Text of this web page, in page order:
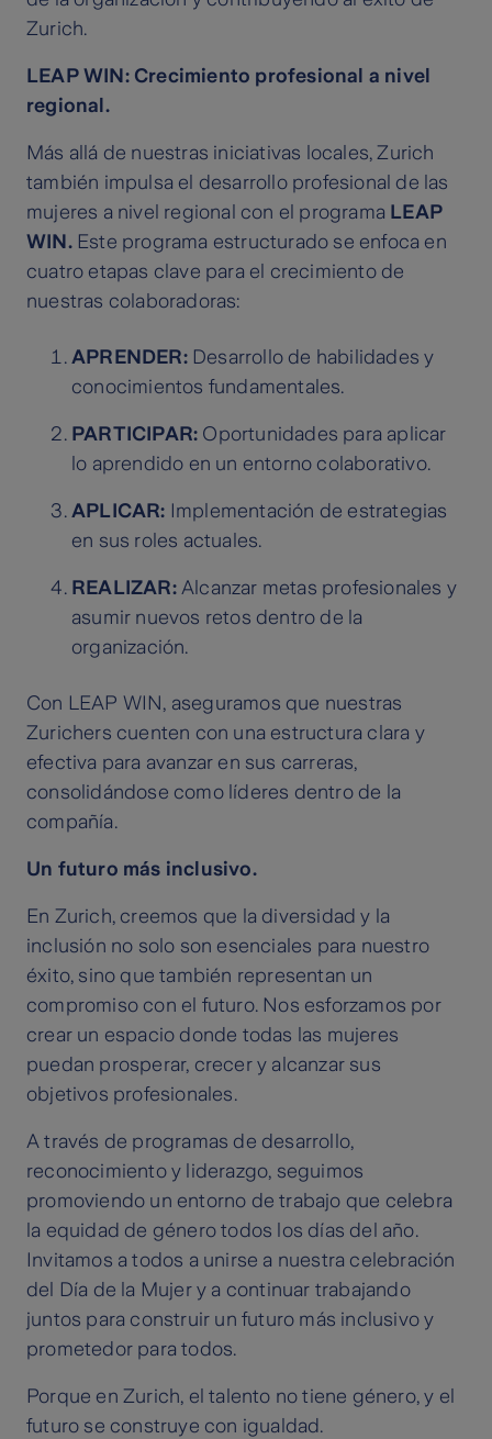
Zurich.
LEAP WIN: Crecimiento profesional a nivel
regional.
Más allá de nuestras iniciativas locales, Zurich
también impulsa el desarrollo profesional de las
mujeres a nivel regional con el programa LEAP
WIN.Este programa estructurado se enfoca en
cuatro etapas clave para el crecimiento de
nuestras colaboradoras:
APRENDER: Desarrollo de habilidades y
conocimientos fundamentales.
PARTICIPAR: Oportunidades para aplicar
lo aprendido en un entorno colaborativo.
APLICAR: Implementación de estrategias
en sus roles actuales.
REALIZAR:Alcanzar metas profesionales y
asumir nuevos retos dentro de la
organización.
Con LEAP WIN, aseguramos que nuestras
Zurichers cuenten con una estructura clara y
efectiva para avanzar en sus carreras,
consolidándose como líderes dentro de la
compañía.
Un futuro más inclusivo.
En Zurich, creemos que la diversidad y la
inclusión no solo son esenciales para nuestro
éxito, sino que también representan un
compromiso con el futuro. Nos esforzamos por
crear un espacio donde todas las mujeres
puedan prosperar, crecer y alcanzar sus
objetivos profesionales.
A través de programas de desarrollo,
reconocimiento y liderazgo, seguimos
promoviendo un entorno de trabajo que celebra
la equidad de género todos los días del año.
Invitamos a todos a unirse a nuestra celebración
del Día de la Mujer y a continuar trabajando
juntos para construir un futuro más inclusivo y
prometedor para todos.
Porque en Zurich, el talento no tiene género, y el
futuro se construye con igualdad.